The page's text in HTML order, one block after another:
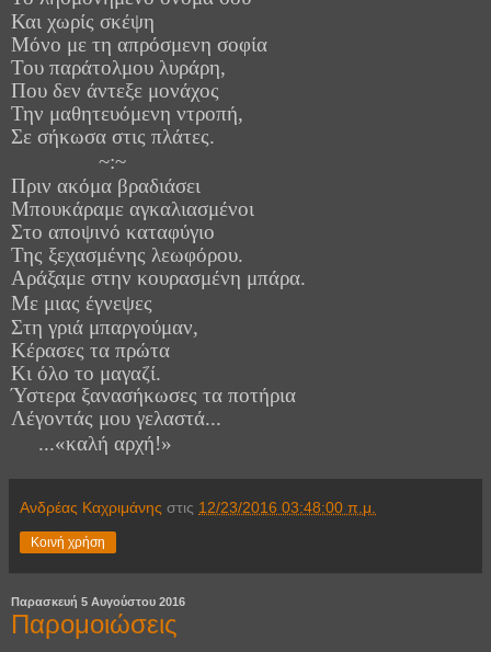
Και χωρίς σκέψη
Μόνο με τη απρόσμενη σοφία
Του παράτολμου λυράρη,
Που δεν άντεξε μονάχος
Την μαθητευόμενη ντροπή,
Σε σήκωσα στις πλάτες.
~:~
Πριν ακόμα βραδιάσει
Μπουκάραμε αγκαλιασμένοι
Στο αποψινό καταφύγιο
Της ξεχασμένης λεωφόρου.
Αράξαμε στην κουρασμένη μπάρα.
Με μιας έγνεψες
Στη γριά μπαργούμαν,
Κέρασες τα πρώτα
Κι όλο το μαγαζί.
Ύστερα ξανασήκωσες τα ποτήρια
Λέγοντάς μου γελαστά...
...«καλή αρχή!»
Ανδρέας Καχριμάνης στις 12/23/2016 03:48:00 π.μ.
Κοινή χρήση
Παρασκευή 5 Αυγούστου 2016
Παρομοιώσεις